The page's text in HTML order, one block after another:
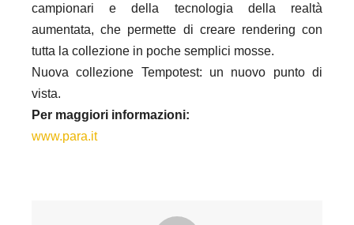
campionari e della tecnologia della realtà
aumentata, che permette di creare rendering con
tutta la collezione in poche semplici mosse.
Nuova collezione Tempotest: un nuovo punto di
vista.
Per maggiori informazioni:
www.para.it